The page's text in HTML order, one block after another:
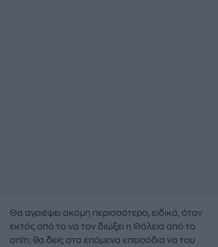
Θα αγριέψει ακόμη περισσότερο, ειδικά, όταν
εκτός από το να τον διώξει η Θάλεια από το
σπίτι, θα δεις στα επόμενα επεισόδια να του